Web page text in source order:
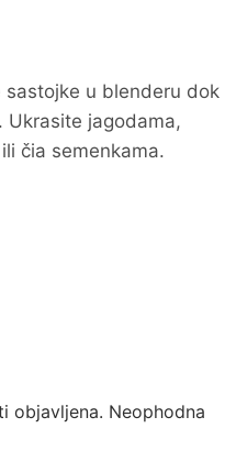
u blenderu dok
jagodama,
čia semenkama.
objavljena. Neophodna